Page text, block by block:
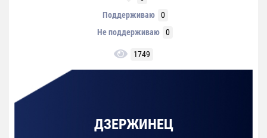
Поддерживаю
0
Не поддерживаю
0
1749
ДЗЕРЖИНЕЦ